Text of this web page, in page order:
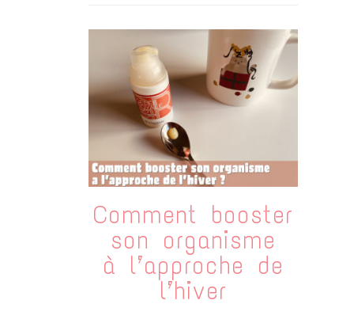
Comment booster
son organisme
à l’approche de
l’hiver